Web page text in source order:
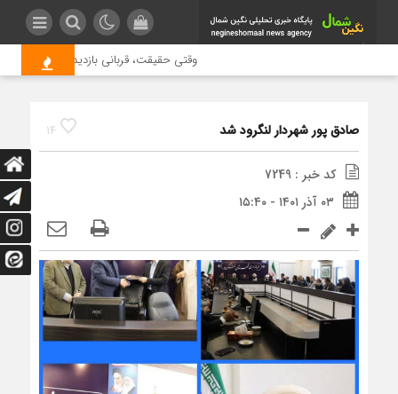
وقتی حقیقت، قربانی بازدید بیشتر می
14 صادق پور شهردار لنگرود شد
کد خبر : 7249
۰۳ آذر ۱۴۰۱ - ۱۵:۴۰